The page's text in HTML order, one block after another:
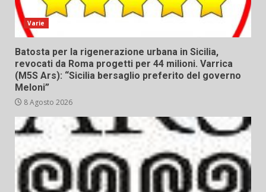
Varie
Batosta per la rigenerazione urbana in Sicilia,
revocati da Roma progetti per 44 milioni. Varrica
(M5S Ars): “Sicilia bersaglio preferito del governo
Meloni”
8 Agosto 2026